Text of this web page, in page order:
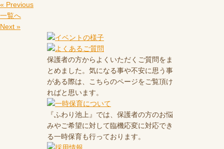
« Previous
一覧へ
Next »
保護者の方からよくいただくご質問をま
とめました。気になる事や不安に思う事
がある際は、こちらのページをご覧頂け
ればと思います。
『ふわり池上』では、保護者の方のお悩
みやご希望に対して臨機応変に対応でき
る一時保育も行っております。